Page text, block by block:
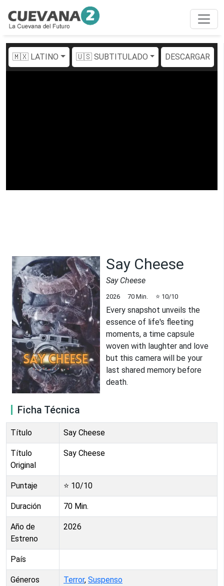
🇲🇽 LATINO 🇺🇸 SUBTITULADO DESCARGAR
Say Cheese
Say Cheese
2026 70 Min. ⭐ 10/10
Every snapshot unveils the
essence of life's fleeting
moments, a time capsule
woven with laughter and love
but this camera will be your
last shared memory before
death.
Ficha Técnica
Título Say Cheese
Título
Original
Say Cheese
Puntaje ⭐ 10/10
Duración 70 Min.
Año de
Estreno
2026
País
Géneros Terror, Suspenso